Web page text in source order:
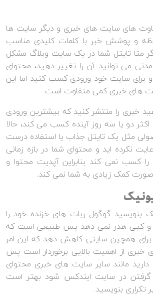
های سایت های خبری و دیگر سایت ها
و پوشش خبر با کلمات کلیدی مناسب
متا تایتل شما در یک سایت وبلاگ مشکل
می توانید آن را تغییر دهید، محتوای
برای سایت خود ورودی کسب کنید اما این
های خبری کمی متفاوت است.
خبری را منتشر کنید که بیشترین ورودی
دو یا سه روز آینده کسب می کند، حالا
مثل یک تایتل جذاب یا استفاده درست
نکرده اید و محتوای شما در بازه زمانی
را کسب نمی کند بنابراین آپدیت محتوا و
صورت کمک زیادی به شما نمی کند.
بنویسید گوگول ربات های خزنده خود را
و کپی هدر نمی دهد پس طبیعی است که
همچین سایتی کاهش دهد که این امر
خبری از اهمیت بالایی برخوردار است پس
مانند سایر سایت های خبری محتوای
در سایت ایندکس شود بهتر است
بنویسید.